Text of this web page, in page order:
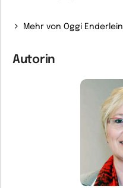
Mehr von Oggi Enderlein
Autorin